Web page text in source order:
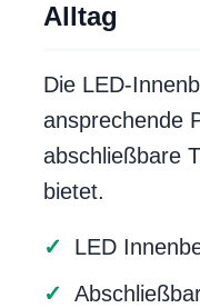
Alltag
Die LED-
ansprechende
abschließbare
bietet.
LED